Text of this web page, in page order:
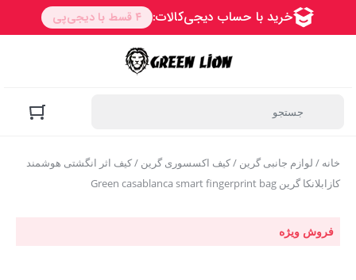
خانه / لوازم جانبی گرین /کیف اکسسوری گرین / کیف اثر انگشتی هوشمند
کازابلانکا گرین Green casablanca smart fingerprint bag
فروش ویژه